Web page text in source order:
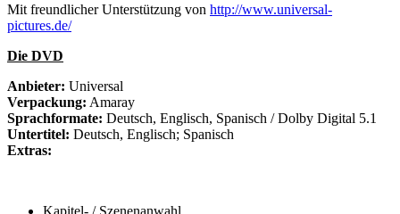
Mit freundlicher Unterstützung von http://www.universal-
pictures.de/
Die DVD
Anbieter: Universal
Verpackung: Amaray
Sprachformate: Deutsch, Englisch, Spanisch / Dolby Digital 5.1
Untertitel: Deutsch, Englisch; Spanisch
Extras:
Kapitel- / Szenenanwahl